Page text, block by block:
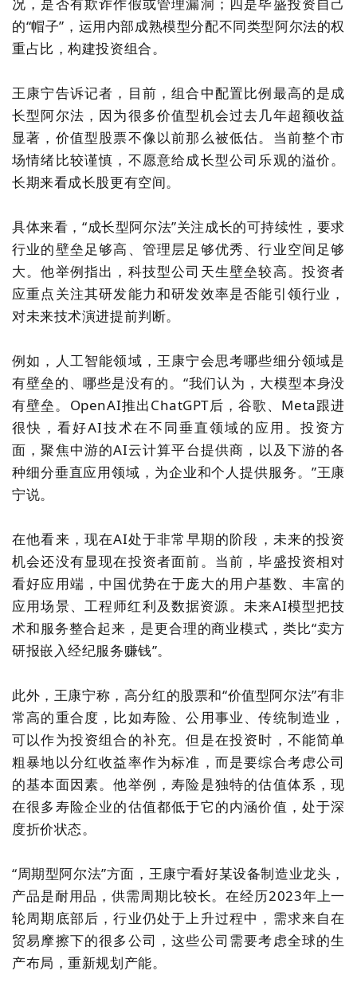
的“帽子” ，运用内部成熟模型分配不同类型阿尔法的权
重占比，构建投资组合。
王康宁告诉记者，目前，组合中配置比例最高的是成
长型阿尔法，因为很多价值型机会过去几年超额收益
显著， 价值型股票不像以前那么被低估。 当前整个市
场情绪比较谨慎，不愿意给成长型公司乐观的溢价。
长期来看成长股更有空间。
具体来看，“成长型阿尔法”关注成长的可持续性，要求
行业的壁垒足够高 、 管理层足够优秀、行业空间足够
大。他举例指出 ，科技型公司天生壁垒较高。投资者
应重点关注其研发能力和研发效率是否能引领行业，
对未来技术演进提前判断。
例如， 人工智能领域，王康宁会思考哪些细分领域是
有壁垒的、哪些是没有的。“我们认为，大模型本身没
有壁垒。 OpenAI推出ChatGPT后，谷歌、Meta跟进
很快，看好AI技术在不同垂直领域的应用。投资方
面，聚焦中游的AI云计算平台提供商， 以及下游的各
种细分垂直应用领域，为企业和个人提供服务。”王康
宁说。
在他看来，现在AI处于非常早期的阶段，未来的投资
机会还没有显现在投资者面前。当前，毕盛投资相对
看好应用端，中国优势在于庞大的用户基数、丰富的
应用场景、工程师红利及数据资源。未来AI模型把技
术和服务整合起来，是更合理的商业模式，类比“卖方
研报嵌入经纪服务赚钱”。
此外，王康宁称，高分红的股票和“价值型阿尔法”有非
常高的重合度，比如寿险、公用事业、传统制造业，
可以作为投资组合的补充。但是在投资时，不能简单
粗暴地以分红收益率作为标准，而是要综合考虑公司
的基本面因素。他举例，寿险是独特的估值体系，现
在很多寿险企业的估值都低于它的内涵价值，处于深
度折价状态。
“周期型阿尔法”方面， 王康宁看好某设备制造业龙头，
产品是耐用品，供需周期比较长。在经历2023年上一
轮周期底部后，行业仍处于上升过程中，需求来自在
贸易摩擦下的很多公司 ，这些公司 需要考虑全球的生
产布局，重新规划产能。